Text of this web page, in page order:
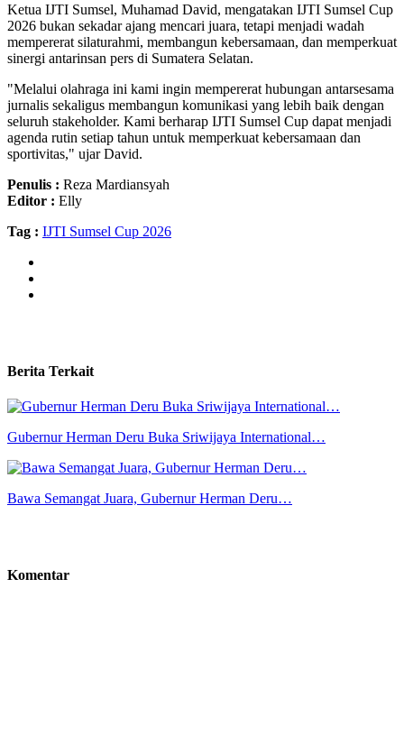
Ketua IJTI Sumsel, Muhamad David, mengatakan IJTI Sumsel Cup
2026 bukan sekadar ajang mencari juara, tetapi menjadi wadah
mempererat silaturahmi, membangun kebersamaan, dan memperkuat
sinergi antarinsan pers di Sumatera Selatan.
"Melalui olahraga ini kami ingin mempererat hubungan antarsesama
jurnalis sekaligus membangun komunikasi yang lebih baik dengan
seluruh stakeholder. Kami berharap IJTI Sumsel Cup dapat menjadi
agenda rutin setiap tahun untuk memperkuat kebersamaan dan
sportivitas," ujar David.
Penulis : Reza Mardiansyah
Editor : Elly
Tag : IJTI Sumsel Cup 2026
Berita Terkait
Gubernur Herman Deru Buka Sriwijaya International…
Bawa Semangat Juara, Gubernur Herman Deru…
Komentar